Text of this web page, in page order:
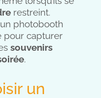
restreint.
photobooth
pour capturer
souvenirs
.
un